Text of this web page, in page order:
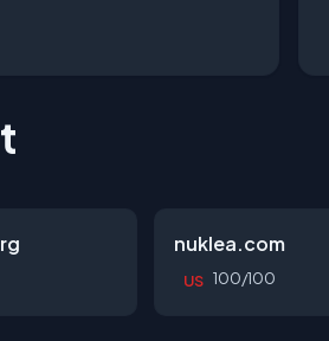
nuklea.com
US 100/100